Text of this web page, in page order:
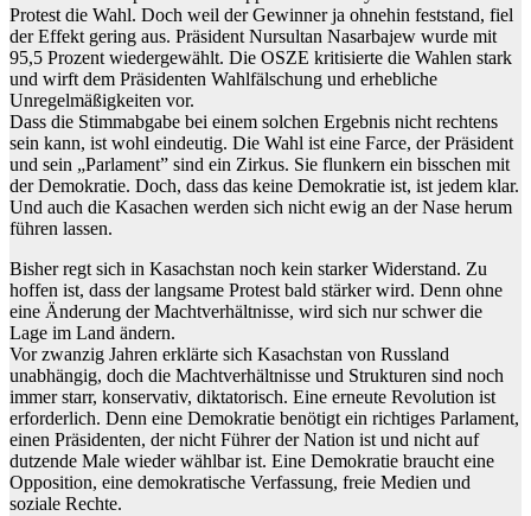
Protest die Wahl. Doch weil der Gewinner ja ohnehin feststand, fiel
der Effekt gering aus. Präsident Nursultan Nasarbajew wurde mit
95,5 Prozent wiedergewählt. Die OSZE kritisierte die Wahlen stark
und wirft dem Präsidenten Wahlfälschung und erhebliche
Unregelmäßigkeiten vor.
Dass die Stimmabgabe bei einem solchen Ergebnis nicht rechtens
sein kann, ist wohl eindeutig. Die Wahl ist eine Farce, der Präsident
und sein „Parlament” sind ein Zirkus. Sie flunkern ein bisschen mit
der Demokratie. Doch, dass das keine Demokratie ist, ist jedem klar.
Und auch die Kasachen werden sich nicht ewig an der Nase herum
führen lassen.
Bisher regt sich in Kasachstan noch kein starker Widerstand. Zu
hoffen ist, dass der langsame Protest bald stärker wird. Denn ohne
eine Änderung der Machtverhältnisse, wird sich nur schwer die
Lage im Land ändern.
Vor zwanzig Jahren erklärte sich Kasachstan von Russland
unabhängig, doch die Machtverhältnisse und Strukturen sind noch
immer starr, konservativ, diktatorisch. Eine erneute Revolution ist
erforderlich. Denn eine Demokratie benötigt ein richtiges Parlament,
einen Präsidenten, der nicht Führer der Nation ist und nicht auf
dutzende Male wieder wählbar ist. Eine Demokratie braucht eine
Opposition, eine demokratische Verfassung, freie Medien und
soziale Rechte.